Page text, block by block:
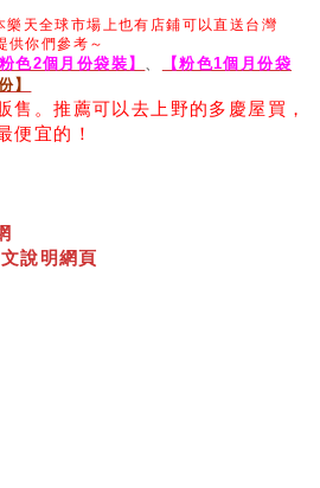
樂天全球市場上也有店鋪可以直送台灣
供你們參考～
粉色2個月份袋裝】 、
【粉色1個月份袋
】
售。推薦可以去上野的多慶屋買，
便宜的！
說明網頁